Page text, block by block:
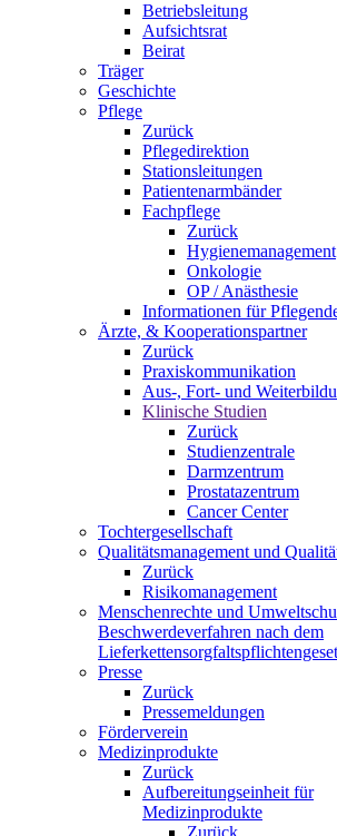
Betriebsleitung
Aufsichtsrat
Beirat
Träger
Geschichte
Pflege
Zurück
Pflegedirektion
Stationsleitungen
Patientenarmbänder
Fachpflege
Zurück
Hygienemanagement
Onkologie
OP / Anästhesie
Informationen für
Ärzte, & Kooperationspartner
Zurück
Praxiskommunikation
Aus-, Fort- und
Klinische Studien
Zurück
Studienzentrale
Darmzentrum
Prostatazentrum
Cancer Center
Tochtergesellschaft
Qualitätsmanagement und
Zurück
Risikomanagement
Menschenrechte und
Beschwerdeverfahren nach dem
Presse
Zurück
Pressemeldungen
Förderverein
Medizinprodukte
Zurück
Aufbereitungseinheit für
Medizinprodukte
Zurück